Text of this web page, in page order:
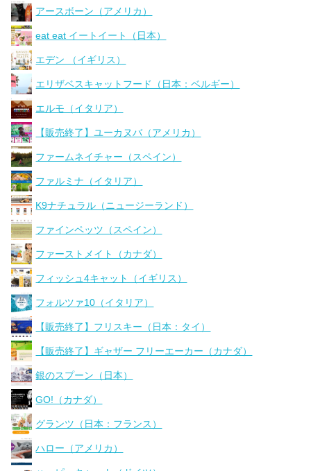
アースボーン（アメリカ）
eat eat イートイート（日本）
エデン （イギリス）
エリザベスキャットフード（日本：ベルギー）
エルモ（イタリア）
【販売終了】ユーカヌバ（アメリカ）
ファームネイチャー（スペイン）
ファルミナ（イタリア）
K9ナチュラル（ニュージーランド）
ファインペッツ（スペイン）
ファーストメイト（カナダ）
フィッシュ4キャット（イギリス）
フォルツァ10（イタリア）
【販売終了】フリスキー（日本：タイ）
【販売終了】ギャザー フリーエーカー（カナダ）
銀のスプーン（日本）
GO!（カナダ）
グランツ（日本：フランス）
ハロー（アメリカ）